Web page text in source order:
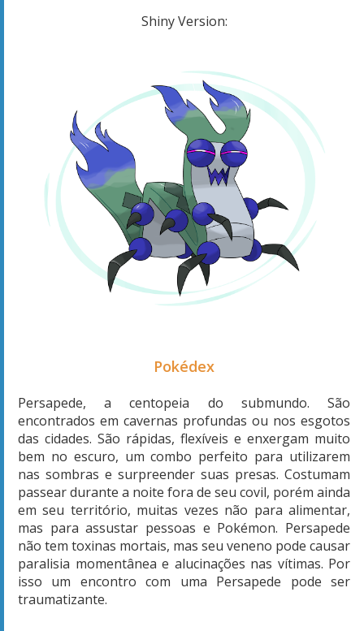
Shiny Version:
Pokédex
Persapede, a centopeia do submundo. São
encontrados em cavernas profundas ou nos esgotos
das cidades. São rápidas, flexíveis e enxergam muito
bem no escuro, um combo perfeito para utilizarem
nas sombras e surpreender suas presas. Costumam
passear durante a noite fora de seu covil, porém ainda
em seu território, muitas vezes não para alimentar,
mas para assustar pessoas e Pokémon. Persapede
não tem toxinas mortais, mas seu veneno pode causar
paralisia momentânea e alucinações nas vítimas. Por
isso um encontro com uma Persapede pode ser
traumatizante.